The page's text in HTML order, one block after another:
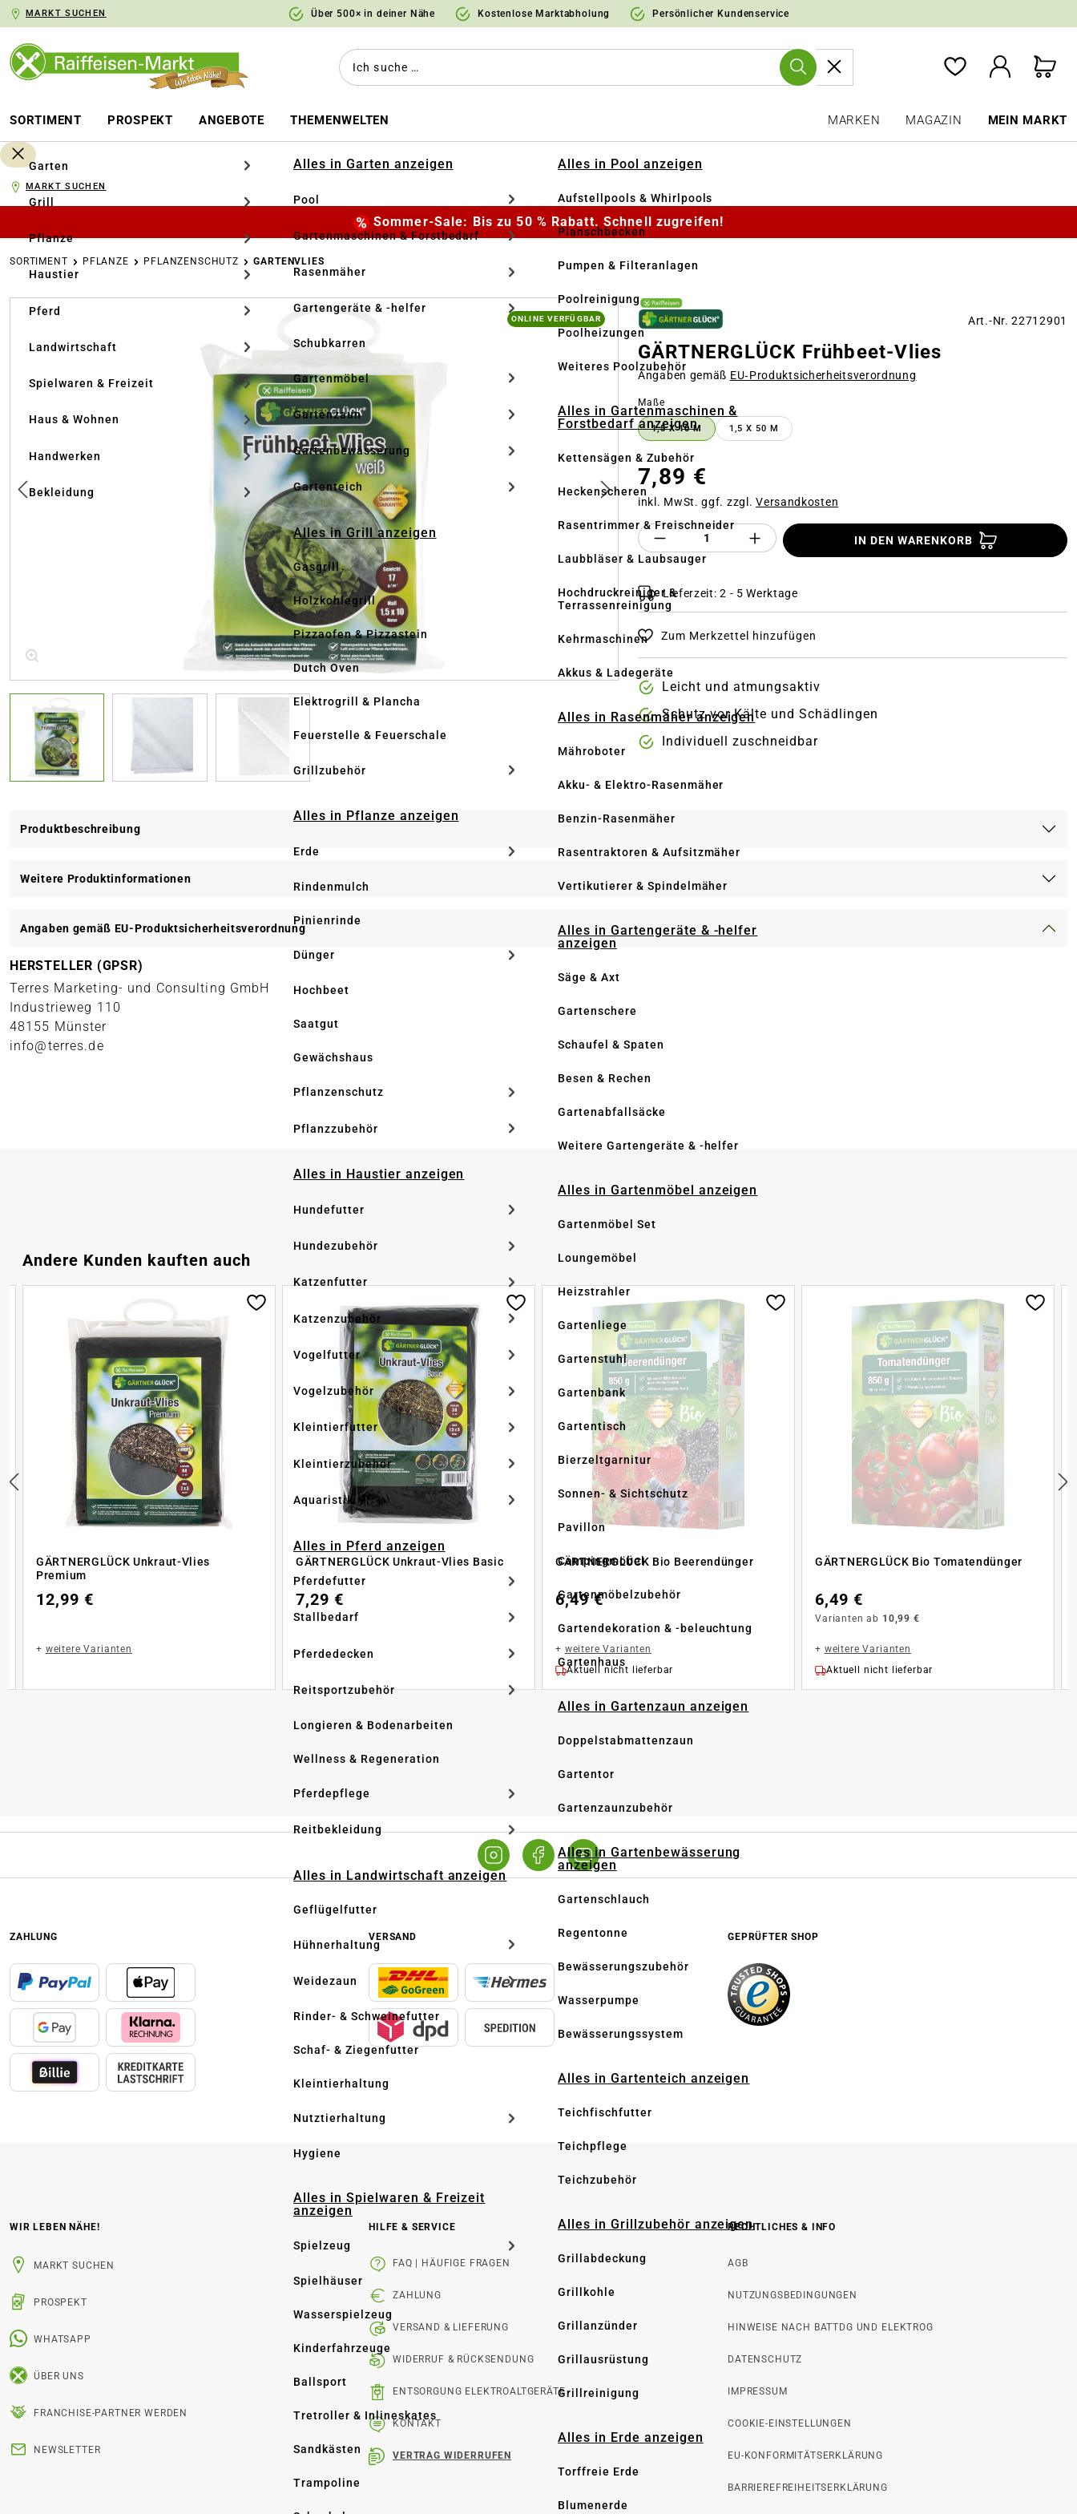
Zur Hauptnavigation springen
MARKT SUCHEN Über 500× in deiner Nähe Kostenlose Marktabholung Persönlicher Kundenservice
SORTIMENT PROSPEKT ANGEBOTE THEMENWELTEN MARKEN MAGAZIN MEIN MARKT
Garten
Grill
Pflanze
Haustier
Pferd
Landwirtschaft
Spielwaren & Freizeit
Haus & Wohnen
Handwerken
Bekleidung
Alles in Garten anzeigen
Pool
Gartenmaschinen & Forstbedarf
Rasenmäher
Gartengeräte & -helfer
Schubkarren
Gartenmöbel
Gartenzaun
Gartenbewässerung
Gartenteich
Alles in Grill anzeigen
Gasgrill
Holzkohlegrill
Pizzaofen & Pizzastein
Dutch Oven
Elektrogrill & Plancha
Feuerstelle & Feuerschale
Grillzubehör
Alles in Pflanze anzeigen
Erde
Rindenmulch
Pinienrinde
Dünger
Hochbeet
Saatgut
Gewächshaus
Pflanzenschutz
Pflanzzubehör
Alles in Haustier anzeigen
Hundefutter
Hundezubehör
Katzenfutter
Katzenzubehör
Vogelfutter
Vogelzubehör
Kleintierfutter
Kleintierzubehör
Aquaristik
Alles in Pferd anzeigen
Pferdefutter
Stallbedarf
Pferdedecken
Reitsportzubehör
Longieren & Bodenarbeiten
Wellness & Regeneration
Pferdepflege
Reitbekleidung
Alles in Landwirtschaft anzeigen
Geflügelfutter
Hühnerhaltung
Weidezaun
Rinder- & Schweinefutter
Schaf- & Ziegenfutter
Kleintierhaltung
Nutztierhaltung
Hygiene
Alles in Spielwaren & Freizeit
anzeigen
Spielzeug
Spielhäuser
Wasserspielzeug
Kinderfahrzeuge
Ballsport
Tretroller & Inlineskates
Sandkästen
Trampoline
Alles in Pool anzeigen
Aufstellpools & Whirlpools
Planschbecken
Pumpen & Filteranlagen
Poolreinigung
Poolheizungen
Weiteres Poolzubehör
Alles in Gartenmaschinen &
Forstbedarf anzeigen
Kettensägen & Zubehör
Heckenscheren
Rasentrimmer & Freischneider
Laubbläser & Laubsauger
Hochdruckreiniger &
Terrassenreinigung
Kehrmaschinen
Akkus & Ladegeräte
Alles in Rasenmäher anzeigen
Mähroboter
Akku- & Elektro-Rasenmäher
Benzin-Rasenmäher
Rasentraktoren & Aufsitzmäher
Vertikutierer & Spindelmäher
Alles in Gartengeräte & -helfer
anzeigen
Säge & Axt
Gartenschere
Schaufel & Spaten
Besen & Rechen
Gartenabfallsäcke
Weitere Gartengeräte & -helfer
Alles in Gartenmöbel anzeigen
Gartenmöbel Set
Loungemöbel
Heizstrahler
Gartenliege
Gartenstuhl
Gartenbank
Gartentisch
Bierzeltgarnitur
Sonnen- & Sichtschutz
Pavillon
Campingmöbel
Gartenmöbelzubehör
Gartendekoration & -beleuchtung
Gartenhaus
Alles in Gartenzaun anzeigen
Doppelstabmattenzaun
Gartentor
Gartenzaunzubehör
Alles in Gartenbewässerung
anzeigen
Gartenschlauch
Regentonne
Bewässerungszubehör
Wasserpumpe
Bewässerungssystem
Alles in Gartenteich anzeigen
Teichfischfutter
Teichpflege
Teichzubehör
Alles in Grillzubehör anzeigen
Grillabdeckung
Grillkohle
Grillanzünder
Grillausrüstung
Grillreinigung
Alles in Erde anzeigen
Torffreie Erde
Blumenerde
MARKT SUCHEN
Sommer-Sale: Bis zu 50 % Rabatt. Schnell zugreifen!
SORTIMENT PFLANZE PFLANZENSCHUTZ GARTENVLIES
Bildergalerie überspringen
ONLINE VERFÜGBAR Art.-Nr. 22712901
GÄRTNERGLÜCK Frühbeet-Vlies
Angaben gemäß EU‑Produktsicherheitsverordnung
Maßeauswählen
1,5 X 10 M 1,5 X 50 M
7,89 €
inkl. MwSt. ggf. zzgl.Versandkosten
Produkt Anzahl des Produktes "%product%":
IN DEN WARENKORB
Lieferzeit: 2 - 5 Werktage
Zum Merkzettel hinzufügen
Leicht und atmungsaktiv
Schutz vor Kälte und Schädlingen
Individuell zuschneidbar
Produktbeschreibung
Weitere Produktinformationen
Angaben gemäß EU-Produktsicherheitsverordnung
HERSTELLER (GPSR)
Terres Marketing- und Consulting GmbH
Industrieweg 110
48155 Münster
info@terres.de
Produktgalerie überspringen
Andere Kunden kauften auch
GÄRTNERGLÜCK Unkraut-Vlies
Premium
12,99 €
+ weitere Varianten
GÄRTNERGLÜCK Unkraut-Vlies Basic
7,29 €
GÄRTNERGLÜCK Bio Beerendünger
6,49 €
+ weitere Varianten
Aktuell nicht lieferbar
GÄRTNERGLÜCK Bio Tomatendünger
6,49 €
Varianten ab 10,99 €
+ weitere Varianten
Aktuell nicht lieferbar
ZAHLUNG VERSAND GEPRÜFTER SHOP
WIR LEBEN NÄHE!
MARKT SUCHEN
PROSPEKT
WHATSAPP
ÜBER UNS
FRANCHISE-PARTNER WERDEN
NEWSLETTER
HILFE & SERVICE
FAQ | HÄUFIGE FRAGEN
ZAHLUNG
VERSAND & LIEFERUNG
WIDERRUF & RÜCKSENDUNG
ENTSORGUNG ELEKTROALTGERÄTE
KONTAKT
VERTRAG WIDERRUFEN
RECHTLICHES & INFO
AGB
NUTZUNGSBEDINGUNGEN
HINWEISE NACH BATTDG UND ELEKTROG
DATENSCHUTZ
IMPRESSUM
COOKIE-EINSTELLUNGEN
EU-KONFORMITÄTSERKLÄRUNG
BARRIEREFREIHEITSERKLÄRUNG